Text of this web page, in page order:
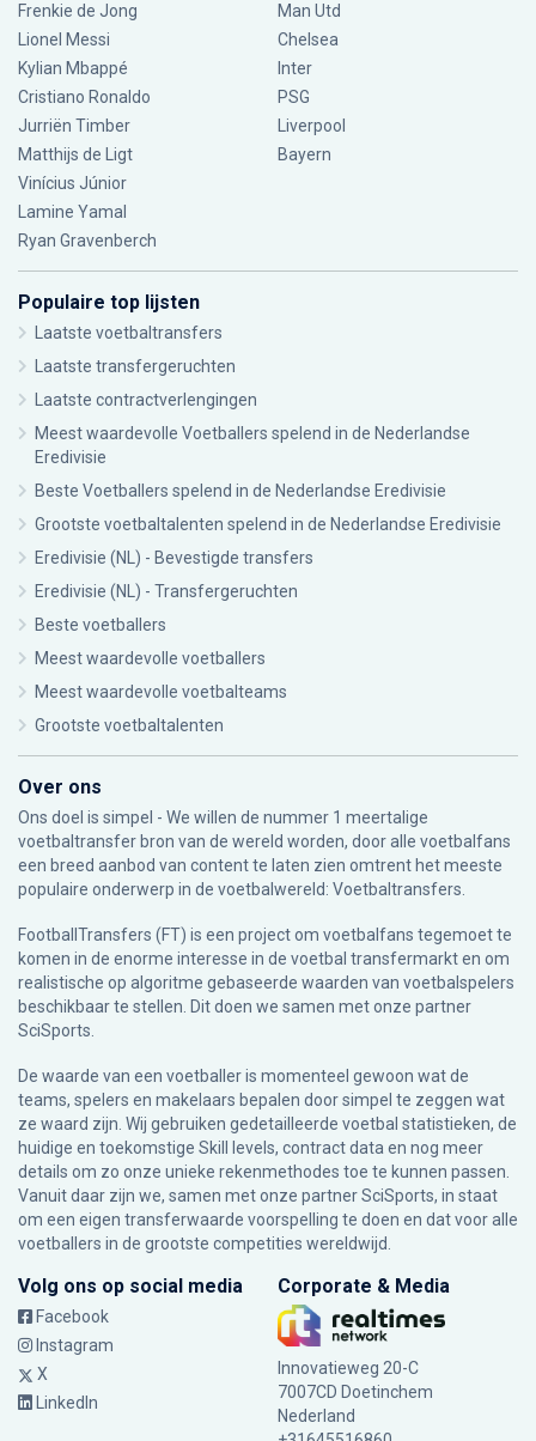
Frenkie de Jong
Lionel Messi
Kylian Mbappé
Cristiano Ronaldo
Jurriën Timber
Matthijs de Ligt
Vinícius Júnior
Lamine Yamal
Ryan Gravenberch
Man Utd
Chelsea
Inter
PSG
Liverpool
Bayern
Populaire top lijsten
Laatste voetbaltransfers
Laatste transfergeruchten
Laatste contractverlengingen
Meest waardevolle Voetballers spelend in de Nederlandse
Eredivisie
Beste Voetballers spelend in de Nederlandse Eredivisie
Grootste voetbaltalenten spelend in de Nederlandse Eredivisie
Eredivisie (NL) - Bevestigde transfers
Eredivisie (NL) - Transfergeruchten
Beste voetballers
Meest waardevolle voetballers
Meest waardevolle voetbalteams
Grootste voetbaltalenten
Over ons
Ons doel is simpel - We willen de nummer 1 meertalige
voetbaltransfer bron van de wereld worden, door alle voetbalfans
een breed aanbod van content te laten zien omtrent het meeste
populaire onderwerp in de voetbalwereld: Voetbaltransfers.
FootballTransfers (FT) is een project om voetbalfans tegemoet te
komen in de enorme interesse in de voetbal transfermarkt en om
realistische op algoritme gebaseerde waarden van voetbalspelers
beschikbaar te stellen. Dit doen we samen met onze partner
SciSports
De waarde van een voetballer is momenteel gewoon wat de
teams, spelers en makelaars bepalen door simpel te zeggen wat
ze waard zijn. Wij gebruiken gedetailleerde voetbal statistieken, de
huidige en toekomstige Skill levels, contract data en nog meer
details om zo onze unieke rekenmethodes toe te kunnen passen.
Vanuit daar zijn we, samen met onze partner SciSports, in staat
om een eigen transferwaarde voorspelling te doen en dat voor alle
voetballers in de grootste competities wereldwijd.
Volg ons op social media
Facebook
Instagram
X
LinkedIn
Corporate & Media
Innovatieweg 20-C
7007CD Doetinchem
Nederland